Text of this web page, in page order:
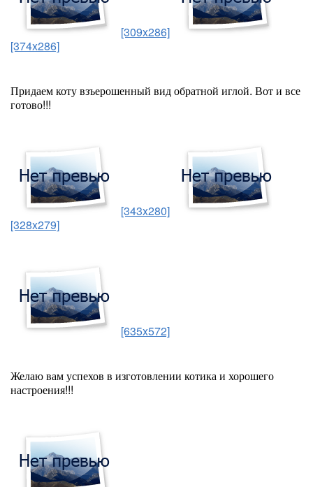
[309x286]
[374x286]
Придаем коту взъерошенный вид обратной иглой. Вот и все
готово!!!
[343x280]
[328x279]
[635x572]
Желаю вам успехов в изготовлении котика и хорошего
настроения!!!